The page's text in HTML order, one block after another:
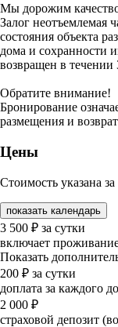
Мы дорожим
Залог неотъемлемая
состояния объекта
дома и сохранности
возвращен в
Обратите внимание!
Бронирование
размещения и
Цены
Стоимость указана
показать календарь
3 500 ₽ за сутки
включает
Показать
200 ₽ за сутки
доплата за каждого
2 000 ₽
страховой депозит